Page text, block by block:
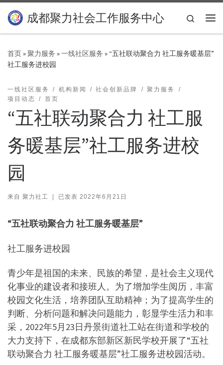
Skip to content
成都聚力社会工作服务中心
Search
首页»聚力服务 »一线社区服务 » “五社联动聚合力 社工服务暖基层”
社工服务进校园
一线社区服务 机构新闻 社会创新品牌
聚力服务
项目动态
首页
“五社联动聚合力 社工服
务暖基层”社工服务进校
园
来自 聚力社工 已发表 2022年6月21日
“五社联动聚合力 社工服务暖基层”
社工服务进校园
青少年是祖国的未来、民族的希望，是社会主义现代
化事业的建设者和接班人。为了增加学生阅历，丰富
校园文化生活，培养团队互助精神；为了提高学生的
判断、分析问题和解决问题能力，彰显学生活力和丰
采，2022年5月23日丹景街道社工站在街道和学校的
大力支持下，在成都东部新区新民学校开展了“五社
联动聚合力 社工服务暖基层”社工服务进校园活动。